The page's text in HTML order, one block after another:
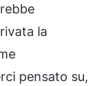
la
pensato su,